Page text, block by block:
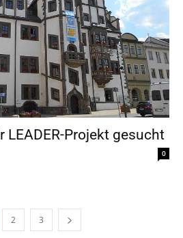
LEADER-Projekt gesucht
0
2 3